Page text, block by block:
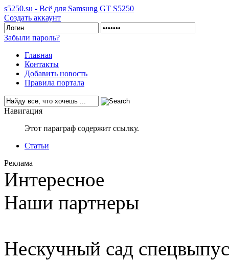
s5250.su - Всё для Samsung GT S5250
Создать аккаунт
Забыли пароль?
Главная
Контакты
Добавить новость
Правила портала
Навигация
Этот параграф содержит ссылку.
Статьи
Реклама
Интересное
Наши партнеры
Нескучный сад